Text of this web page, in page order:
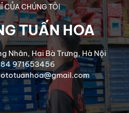
CỦA CHÚNG TÔI
TUẤN HOA
Nhân, Hai Bà Trưng, Hà Nội
971653456